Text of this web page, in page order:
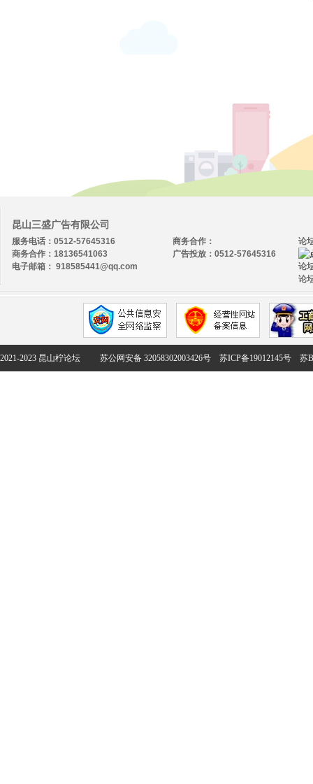
昆山三盛广告有限公司
服务电话：0512-57645316
商务合作：18136541063
电子邮箱： 918585441@qq.com
论
论
论
商务合作：
广告投放：0512-57645316
2021-2023 昆山柠论坛 苏公网安备 32058302003426号 苏ICP备19012145号 苏